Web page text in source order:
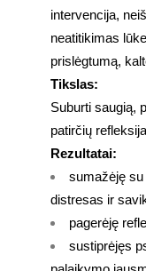
intervencija,
neatitikimas
prislėgtumą,
Tikslas:
Suburti saugią,
patirčių
Rezultatai:
sumažėję
distresas ir
pagerėję
sustiprėjęs